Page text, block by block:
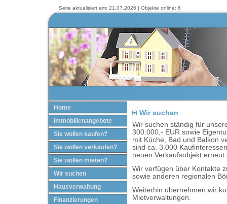
Seite aktualisiert am: 21.07.2026 | Objekte online: 6
Home
Immobilienangebote
Sie wollen kaufen?
Sie wollen verkaufen?
Sie wollen mieten?
Wir suchen
Hausverwaltung
Finanzierungen
Wir suchen
Wir suchen ständig für
300.000,- EUR sowie
mit Küche, Bad und Balkon
sind ca. 3.000
neuen Verkaufsobjekt
Wir verfügen über Kontakte
sowie anderen regionalen
Weiterhin übernehmen wir
Mietverwaltungen.